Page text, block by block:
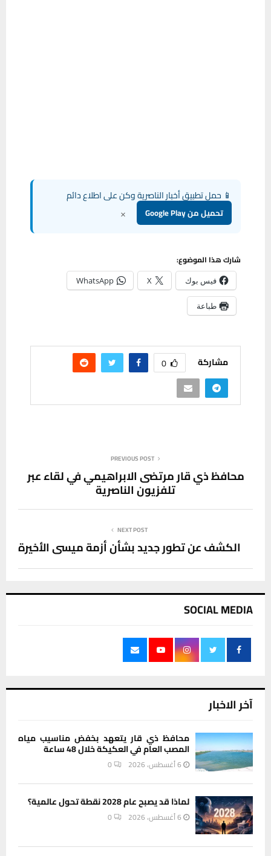
📱 حمل تطبيق أخبار الناصرية وكن على اطلاع دائم
تحميل من Google Play ×
شارك هذا الموضوع:
فيس بوك X
WhatsApp
طباعة
مشاركة 0
PREVIOUS POST
محافظ ذي قار مرتضى الابراهيمي في لقاء عبر
تلفزيون الناصرية
NEXT POST
الكشف عن تطور جديد بشأن أزمة ميسي الأخيرة
SOCIAL MEDIA
آخر الاخبار
محافظ ذي قار يتعهد بخفض مناسيب مياه
المصب العام في العكيكة خلال 48 ساعة
6 أغسطس، 2026 0
لماذا قد يصبح عام 2028 نقطة تحول عالمية؟
6 أغسطس، 2026 0